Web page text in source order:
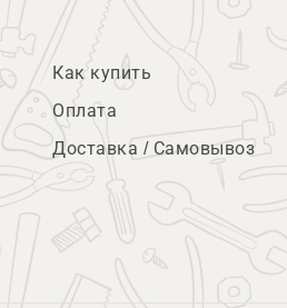
Как купить
Оплата
Доставка / Самовывоз